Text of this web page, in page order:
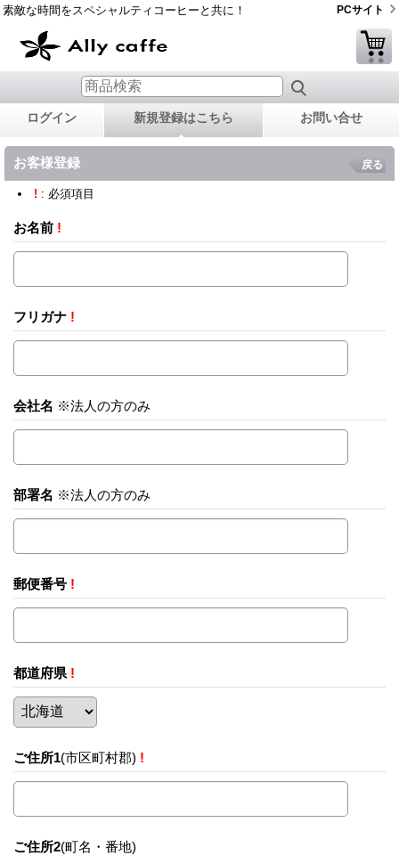
素敵な時間をスペシャルティコーヒーと共に！ PCサイト
ログイン 新規登録はこちら お問い合せ
お客様登録 戻る
! : 必須項目
お名前 !
フリガナ !
会社名 ※法人の方のみ
部署名 ※法人の方のみ
郵便番号 !
都道府県 !
ご住所1(市区町村郡) !
ご住所2(町名・番地)